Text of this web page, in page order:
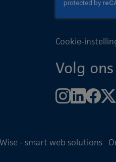
Cookie-
Volg ons
- smart web solutions